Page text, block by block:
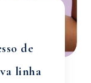
de
linha